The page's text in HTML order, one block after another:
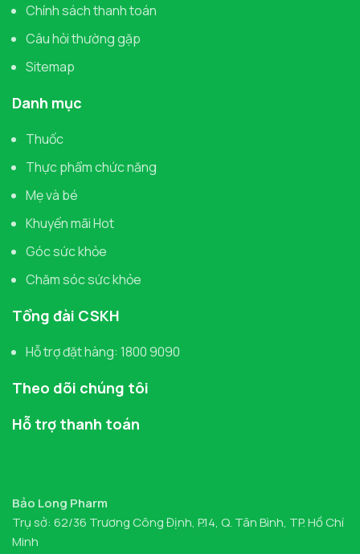
Chính sách thanh toán
Câu hỏi thường gặp
Sitemap
Danh mục
Thuốc
Thực phẩm chức năng
Mẹ và bé
Khuyến mãi Hot
Góc sức khỏe
Chăm sóc sức khỏe
Tổng đài CSKH
Hỗ trợ đặt hàng: 1800 9090
Theo dõi chúng tôi
Hỗ trợ thanh toán
Bảo Long Pharm
Trụ sở: 62/36 Trương Công Định, P.14, Q. Tân Bình, TP. Hồ Chí
Minh